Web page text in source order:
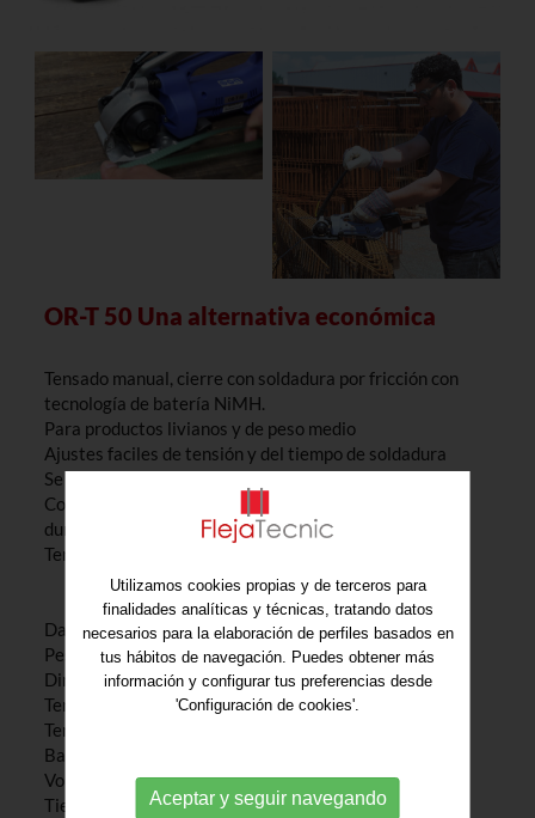
OR-T 50 Una alternativa económica
Tensado manual, cierre con soldadura por fricción con
tecnología de batería NiMH.
Para productos livianos y de peso medio
Ajustes faciles de tensión y del tiempo de soldadura
Se muestra el estado de carga de la batería
Construcción robusta para aplicaciones en ambientes
duros
Tensión hasta 2300 N
Datos técnicos
Peso (incl. batería) 4 kg
Dimensiones (L x An x Al) 400 x 130 x 200 mm
Tensión totalment ajustable de 0–2300 N
Tensión Manualmente (palanca)
Batería Tipo de corriente électrica NiMH 12 V, 2,6 Ah
Voltaje del cargador de la batería 230 V
Tiempo de carga 60 min
Utilizamos cookies propias y de terceros para
finalidades analíticas y técnicas, tratando datos
necesarios para la elaboración de perfiles basados en
tus hábitos de navegación. Puedes obtener más
información y configurar tus preferencias desde
'Configuración de cookies'.
Aceptar y seguir navegando